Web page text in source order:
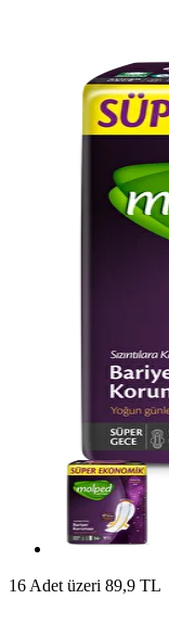
16 Adet üzeri 89,9 TL